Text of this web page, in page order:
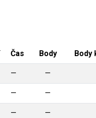
Čas Body Body
— —
— —
— —